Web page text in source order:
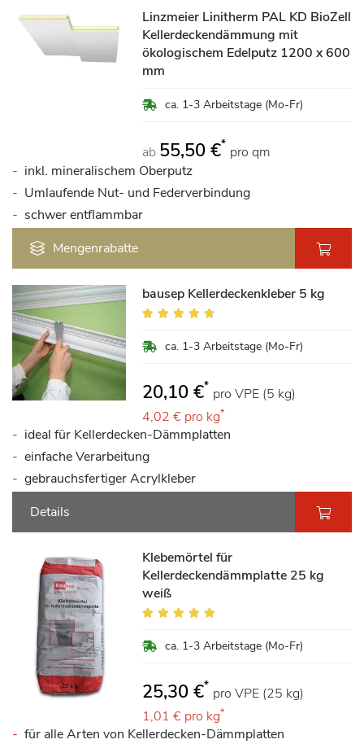
Linzmeier Linitherm PAL KD BioZell
Kellerdeckendämmung mit
ökologischem Edelputz 1200 x 600
mm
ca. 1-3 Arbeitstage (Mo-Fr)
ab 55,50 €* pro qm
inkl. mineralischem Oberputz
Umlaufende Nut- und Federverbindung
schwer entflammbar
Mengenrabatte
bausep Kellerdeckenkleber 5 kg
Bewertung:
ca. 1-3 Arbeitstage (Mo-Fr)
20,10 €* pro VPE (5 kg)
4,02 € pro kg*
ideal für Kellerdecken-Dämmplatten
einfache Verarbeitung
gebrauchsfertiger Acrylkleber
Details
Klebemörtel für
Kellerdeckendämmplatte 25 kg
weiß
Bewertung:
ca. 1-3 Arbeitstage (Mo-Fr)
25,30 €* pro VPE (25 kg)
1,01 € pro kg*
für alle Arten von Kellerdecken-Dämmplatten